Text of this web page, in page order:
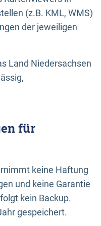
(z.B. KML, WMS)
der jeweiligen
Land Niedersachsen
für
keine Haftung
und keine Garantie
kein Backup.
gespeichert.